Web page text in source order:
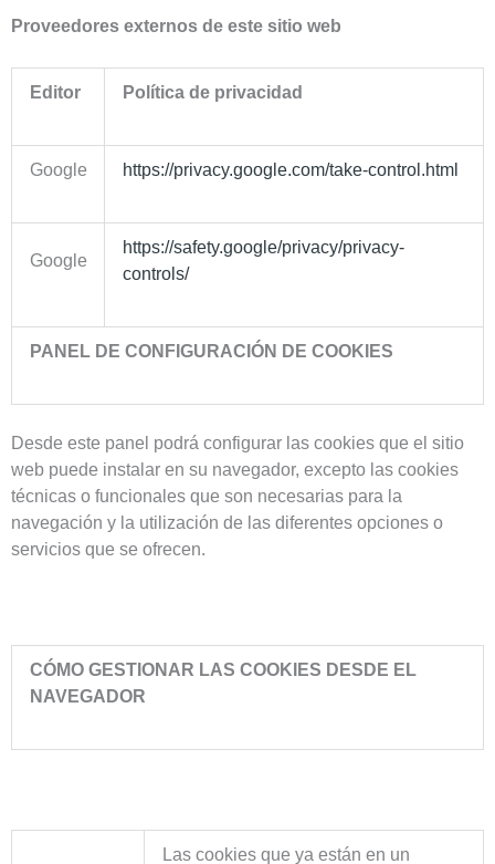
Proveedores externos de este sitio web
Editor Política de privacidad
Google https://privacy.google.com/take-control.html
Google
https://safety.google/privacy/privacy-
controls/
PANEL DE CONFIGURACIÓN DE COOKIES
Desde este panel podrá configurar las cookies que el sitio
web puede instalar en su navegador, excepto las cookies
técnicas o funcionales que son necesarias para la
navegación y la utilización de las diferentes opciones o
servicios que se ofrecen.
CÓMO GESTIONAR LAS COOKIES DESDE EL
NAVEGADOR
Las cookies que ya están en un